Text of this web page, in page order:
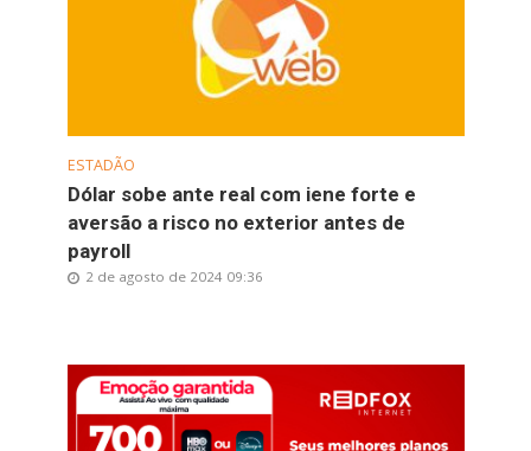
ESTADÃO
Dólar sobe ante real com iene forte e
aversão a risco no exterior antes de
payroll
2 de agosto de 2024 09:36